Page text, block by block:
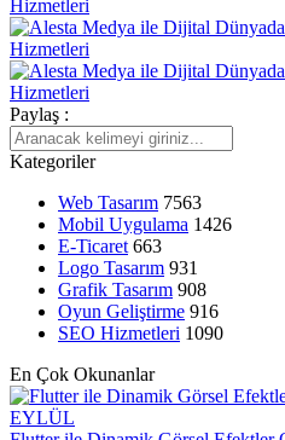
Kayseri Web Tasarım Hizmetleri:
Buluşma Noktası
SEO Yazılımı: Dijital Dünyada
Mobil Uygulama Pazarında
Medya'nın Rolü
Alesta Medya: Web Tasarımında
Basit Navigasyonun Web
Yaratıcı Düşünme ve Web Tasarımı
Çapraz Platform Uygulama
Trend
Alesta Medya: Sayfa İçi SEO İle
Düğün Planlama Logo Tasarımı:
Paylaş :
Kategoriler
Web Tasarım 7563
Mobil Uygulama 1426
E-Ticaret 663
Logo Tasarım 931
Grafik Tasarım 908
Oyun Geliştirme 916
SEO Hizmetleri 1090
En Çok Okunanlar
EYLÜL